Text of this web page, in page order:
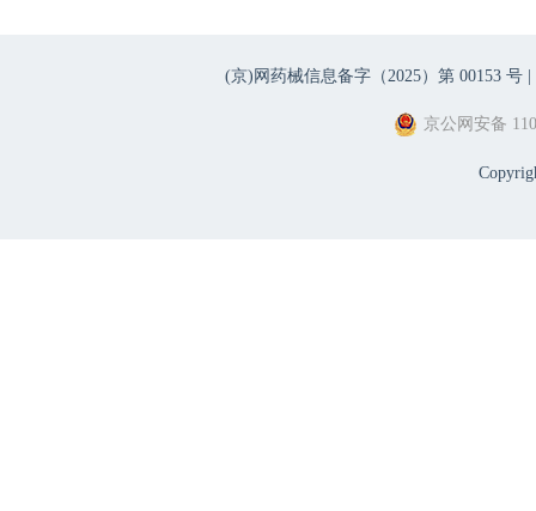
(京)网药械信息备字（2025）第 00153 号 |
京公网安备